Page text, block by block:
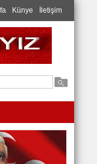
Künye İletişim